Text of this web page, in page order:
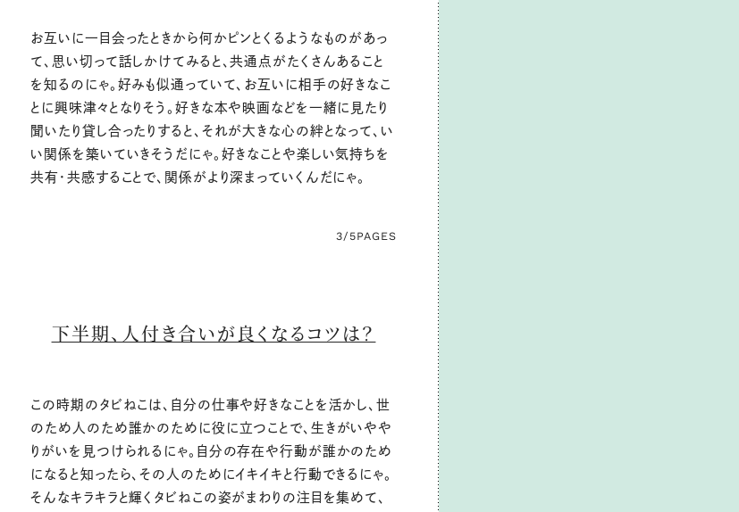
お互いに一目会ったときから何かピンとくるようなものがあっ
て、思い切って話しかけてみると、共通点がたくさんあること
を知るのにゃ。好みも似通っていて、お互いに相手の好きなこ
とに興味津々となりそう。好きな本や映画などを一緒に見たり
聞いたり貸し合ったりすると、それが大きな心の絆となって、い
い関係を築いていきそうだにゃ。好きなことや楽しい気持ちを
共有・共感することで、関係がより深まっていくんだにゃ。
3/5PAGES
下半期、人付き合いが良くなるコツは？
この時期のタビねこは、自分の仕事や好きなことを活かし、世
のため人のため誰かのために役に立つことで、生きがいやや
りがいを見つけられるにゃ。自分の存在や行動が誰かのため
になると知ったら、その人のためにイキイキと行動できるにゃ。
そんなキラキラと輝くタビねこの姿がまわりの注目を集めて、